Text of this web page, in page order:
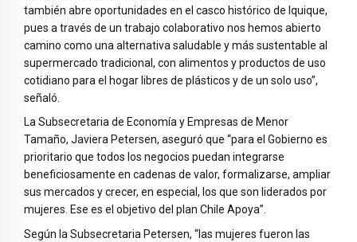
también abre oportunidades en el casco histórico de Iquique,
pues a través de un trabajo colaborativo nos hemos abierto
camino como una alternativa saludable y más sustentable al
supermercado tradicional, con alimentos y productos de uso
cotidiano para el hogar libres de plásticos y de un solo uso”,
señaló.
La Subsecretaria de Economía y Empresas de Menor
Tamaño, Javiera Petersen, aseguró que “para el Gobierno es
prioritario que todos los negocios puedan integrarse
beneficiosamente en cadenas de valor, formalizarse, ampliar
sus mercados y crecer, en especial, los que son liderados por
mujeres. Ese es el objetivo del plan Chile Apoya”.
Según la Subsecretaria Petersen, “las mujeres fueron las